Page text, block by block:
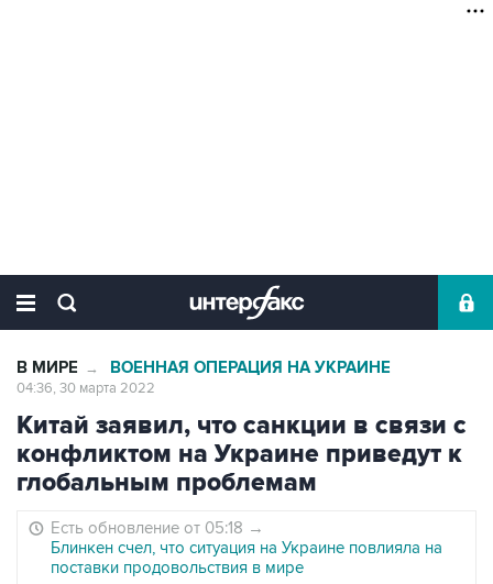
В МИРЕ → ВОЕННАЯ ОПЕРАЦИЯ НА УКРАИНЕ
04:36, 30 марта 2022
Китай заявил, что санкции в связи с
конфликтом на Украине приведут к
глобальным проблемам
Есть обновление от 05:18 →
Блинкен счел, что ситуация на Украине повлияла на
поставки продовольствия в мире